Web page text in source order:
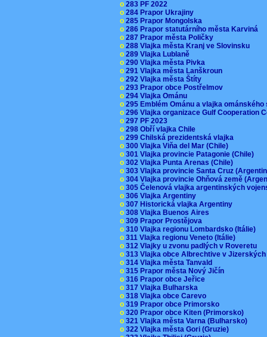
o 283 PF 2022
o 284 Prapor Ukrajiny
o 285 Prapor Mongolska
o 286 Prapor statutárního města Karviná
o 287 Prapor města Poličky
o 288 Vlajka města Kranj ve Slovinsku
o 289 Vlajka Lublaně
o 290 Vlajka města Pivka
o 291 Vlajka města Lanškroun
o 292 Vlajka města Štíty
o 293 Prapor obce Postřelmov
o 294 Vlajka Ománu
o 295 Emblém Ománu a vlajka
o 296 Vlajka organizace Gulf Cooperation
o 297 PF 2023
o 298 Obří vlajka Chile
o 299 Chilská prezidentská vlajka
o 300 Vlajka Viňa del Mar (Chile)
o 301 Vlajka provincie Patagonie (Chile)
o 302 Vlajka Punta Arenas (Chile)
o 303 Vlajka provincie Santa Cruz
o 304 Vlajka provincie Ohňová země
o 305 Čelenová vlajka argentinských
o 306 Vlajka Argentiny
o 307 Historická vlajka Argentiny
o 308 Vlajka Buenos Aires
o 309 Prapor Prostějova
o 310 Vlajka regionu Lombardsko (Itálie)
o 311 Vlajka regionu Veneto (Itálie)
o 312 Vlajky u zvonu padlých v Roveretu
o 313 Vlajka obce Albrechtive v
o 314 Vlajka města Tanvald
o 315 Prapor města Nový Jičín
o 316 Prapor obce Jeřice
o 317 Vlajka Bulharska
o 318 Vlajka obce Carevo
o 319 Prapor obce Primorsko
o 320 Prapor obce Kiten (Primorsko)
o 321 Vlajka města Varna (Bulharsko)
o 322 Vlajka města Gori (Gruzie)